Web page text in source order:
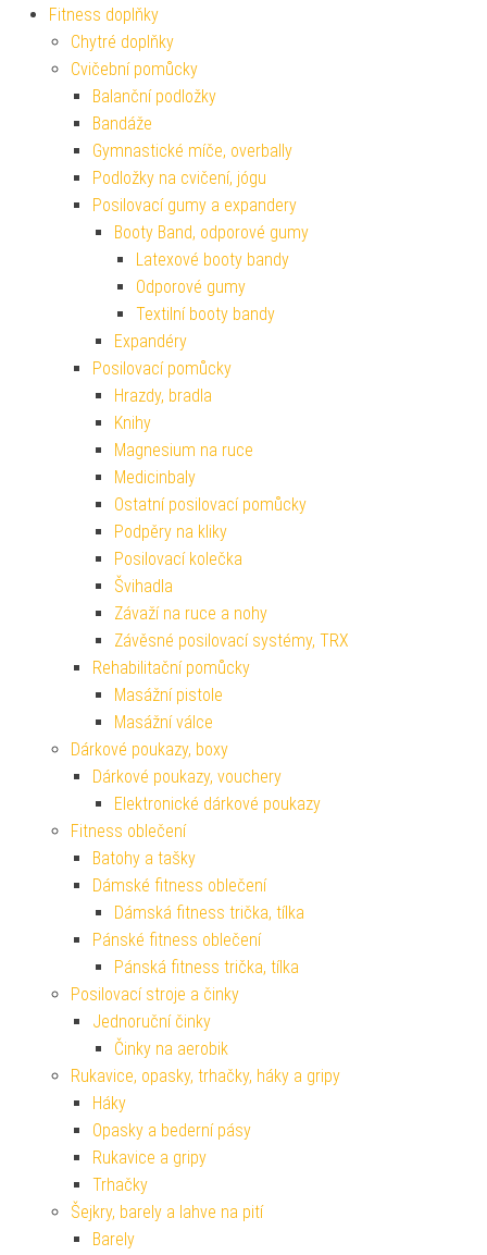
Fitness doplňky
Chytré doplňky
Cvičební pomůcky
Balanční podložky
Bandáže
Gymnastické míče, overbally
Podložky na cvičení, jógu
Posilovací gumy a expandery
Booty Band, odporové gumy
Latexové booty bandy
Odporové gumy
Textilní booty bandy
Expandéry
Posilovací pomůcky
Hrazdy, bradla
Knihy
Magnesium na ruce
Medicinbaly
Ostatní posilovací pomůcky
Podpěry na kliky
Posilovací kolečka
Švihadla
Závaží na ruce a nohy
Závěsné posilovací systémy, TRX
Rehabilitační pomůcky
Masážní pistole
Masážní válce
Dárkové poukazy, boxy
Dárkové poukazy, vouchery
Elektronické dárkové poukazy
Fitness oblečení
Batohy a tašky
Dámské fitness oblečení
Dámská fitness trička, tílka
Pánské fitness oblečení
Pánská fitness trička, tílka
Posilovací stroje a činky
Jednoruční činky
Činky na aerobik
Rukavice, opasky, trhačky, háky a gripy
Háky
Opasky a bederní pásy
Rukavice a gripy
Trhačky
Šejkry, barely a lahve na pití
Barely